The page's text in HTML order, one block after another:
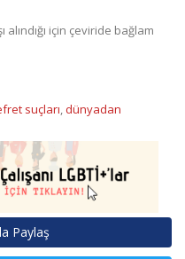
alındığı için çeviride bağlam
suçları,dünyadan
Paylaş